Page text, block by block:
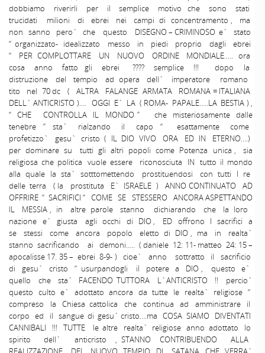
dobbiamo riverirli per il semplice motivo che sono stati
trucidati milioni di ebrei nei campi di concentramento , ma
non sanno pero` che questo DISEGNO – CRIMINOSO e` stato
“ organizzato- idealizzato messo in piedi proprio dagli ebrei
“ PER COMPLOTTARE UN NUOVO ORDINE MONDIALE..… ora
cosa anno fatto gli ebrei ???? semplice !!! dopo la
distruzione del tempio ad opera dell` imperatore romano
tito nel 70 dc ( ALTRA FALANGE ARMATA ROMANA = ITALIANA
DELL` ANTICRISTO )…. OGGI E` LA ( ROMA- PAPALE…..LA BESTIA ) ,
“ CHE CONTROLLA IL MONDO ” che misteriosamente dalle
tenebre ” sta` rialzando il capo “ esattamente come
profetizzo` gesu` cristo ( IL DIO VIVO ORA ED IN ETERNO….)
per dominare su tutti gli altri popoli come Potenza unica , sia
religiosa che politica vuole essere riconosciuta IN tutto il mondo
alla quale la sta` sotttomettendo prostituendosi con tutti I re
delle terra ( la prostituta E` ISRAELE ) ANNO CONTINUATO AD
OFFRIRE “ SACRIFICI “ COME SE STESSERO ANCORA ASPETTANDO
IL MESSIA , in altre parole stanno dichiarando che la loro
nazione e` giusta agli occhi di DIO , ED offrono I sacrifici a
se stessi come ancora popolo eletto di DIO , ma in realta`
stanno sacrificando ai demoni….. ( daniele 12: 11- matteo 24: 15 –
apocalisse 17. 35 – ebrei 8-9- ) cioe` anno sottratto il sacrificio
di gesu` cristo “ usurpandogli il potere a DIO , questo e`
quello che sta` FACENDO TUTTORA L`ANTICRISTO !! percio`
questo culto e` adottato ancora da tutte le realta` religiose “
compreso la Chiesa cattolica che continua ad amministrare il
corpo ed il sangue di gesu´ cristo….ma COSA SIAMO DIVENTATI
CANNIBALI !!! TUTTE le altre realta` religiose anno adottato lo
spirito dell` anticristo , STANNO CONTRIBUENDO ALLA